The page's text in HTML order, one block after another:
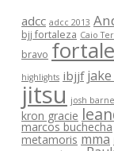
adcc adcc 2013
bjj fortaleza Caio
bravo
highlights ibjjf
jitsu josh
kron gracie
marcos buchecha
metamoris mma